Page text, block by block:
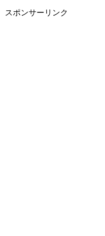
スポンサーリンク